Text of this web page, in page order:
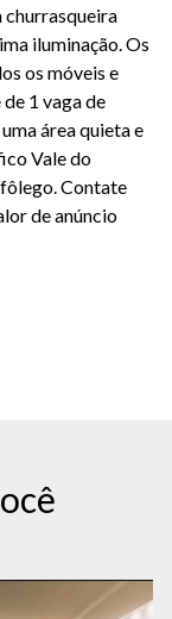
churrasqueira
iluminação. Os
os móveis e
de 1 vaga de
uma área quieta e
Vale do
Contate
de anúncio